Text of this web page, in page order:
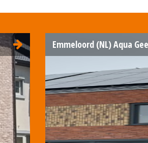
Emmeloord (NL) Aqua